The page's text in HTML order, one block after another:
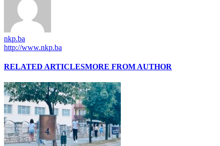
nkp.ba
http://www.nkp.ba
RELATED ARTICLESMORE FROM AUTHOR